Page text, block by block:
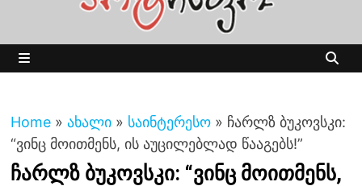
Home » ახალი » საინტერესო » ჩარლზ ბუკოვსკი:
“ვინც მოითმენს, ის აუცილებლად წააგებს!”
ჩარლზ ბუკოვსკი: “ვინც მოითმენს,